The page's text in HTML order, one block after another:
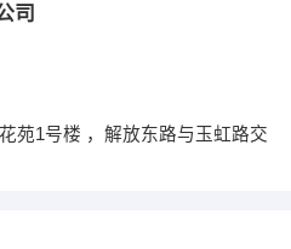
司
苑1号楼 ，解放东路与玉虹路交